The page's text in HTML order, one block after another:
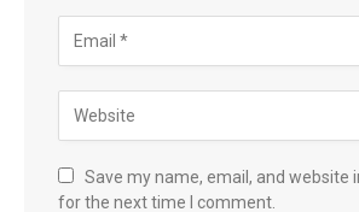
Save my name, email, and website
for the next time I comment.